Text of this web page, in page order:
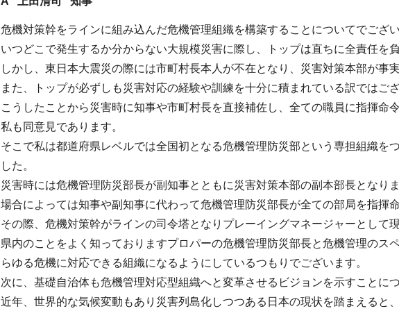
危機対策幹をラインに組み込んだ危機管理組織を構築することについてでござ
いつどこで発生するか分からない大規模災害に際し、トップは直ちに全責任を
しかし、東日本大震災の際には市町村長本人が不在となり、災害対策本部が事
また、トップが必ずしも災害対応の経験や訓練を十分に積まれている訳ではご
こうしたことから災害時に知事や市町村長を直接補佐し、全ての職員に指揮命
私も同意見であります。
そこで私は都道府県レベルでは全国初となる危機管理防災部という専担組織を
した。
災害時には危機管理防災部長が副知事とともに災害対策本部の副本部長となり
場合によっては知事や副知事に代わって危機管理防災部長が全ての部局を指揮
その際、危機対策幹がラインの司令塔となりプレーイングマネージャーとして
県内のことをよく知っておりますプロパーの危機管理防災部長と危機管理のス
らゆる危機に対応できる組織になるようにしているつもりでございます。
次に、基礎自治体も危機管理対応型組織へと変革させるビジョンを示すことに
近年、世界的な気候変動もあり災害列島化しつつある日本の現状を踏まえると